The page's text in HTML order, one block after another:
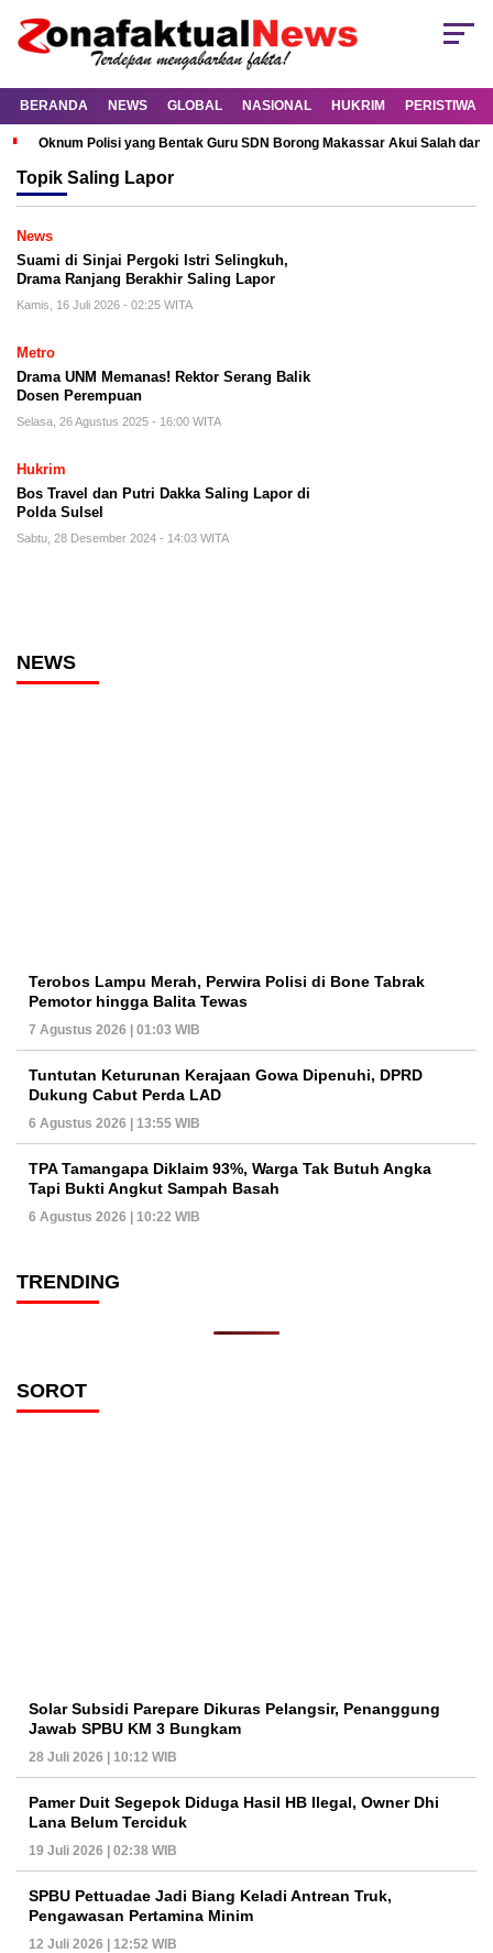
BERANDA NEWS GLOBAL NASIONAL HUKRIM PERISTIWA
Oknum Polisi yang Bentak Guru SDN Borong Makassar Akui Salah dan
Topik Saling Lapor
News
Suami di Sinjai Pergoki Istri Selingkuh,
Drama Ranjang Berakhir Saling Lapor
Kamis, 16 Juli 2026 - 02:25 WITA
Metro
Drama UNM Memanas! Rektor Serang Balik
Dosen Perempuan
Selasa, 26 Agustus 2025 - 16:00 WITA
Hukrim
Bos Travel dan Putri Dakka Saling Lapor di
Polda Sulsel
Sabtu, 28 Desember 2024 - 14:03 WITA
NEWS
Terobos Lampu Merah, Perwira Polisi di Bone Tabrak
Pemotor hingga Balita Tewas
7 Agustus 2026 | 01:03 WIB
Tuntutan Keturunan Kerajaan Gowa Dipenuhi, DPRD
Dukung Cabut Perda LAD
6 Agustus 2026 | 13:55 WIB
TPA Tamangapa Diklaim 93%, Warga Tak Butuh Angka
Tapi Bukti Angkut Sampah Basah
6 Agustus 2026 | 10:22 WIB
TRENDING
SOROT
Solar Subsidi Parepare Dikuras Pelangsir, Penanggung
Jawab SPBU KM 3 Bungkam
28 Juli 2026 | 10:12 WIB
Pamer Duit Segepok Diduga Hasil HB Ilegal, Owner Dhi
Lana Belum Terciduk
19 Juli 2026 | 02:38 WIB
SPBU Pettuadae Jadi Biang Keladi Antrean Truk,
Pengawasan Pertamina Minim
12 Juli 2026 | 12:52 WIB